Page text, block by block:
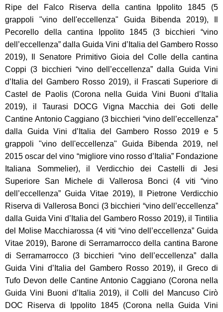
Ripe del Falco Riserva della cantina Ippolito 1845 (5
grappoli "vino dell'eccellenza" Guida Bibenda 2019), Il
Pecorello della cantina Ippolito 1845 (3 bicchieri “vino
dell’eccellenza” dalla Guida Vini d’Italia del Gambero Rosso
2019), Il Senatore Primitivo Gioia del Colle della cantina
Coppi (3 bicchieri “vino dell’eccellenza” dalla Guida Vini
d’Italia del Gambero Rosso 2019), il Frascati Superiore di
Castel de Paolis (Corona nella Guida Vini Buoni d’Italia
2019), il Taurasi DOCG Vigna Macchia dei Goti delle
Cantine Antonio Caggiano (3 bicchieri “vino dell’eccellenza”
dalla Guida Vini d’Italia del Gambero Rosso 2019 e 5
grappoli "vino dell'eccellenza" Guida Bibenda 2019, nel
2015 oscar del vino “migliore vino rosso d’Italia” Fondazione
Italiana Sommelier), il Verdicchio dei Castelli di Jesi
Superiore San Michele di Vallerosa Bonci (4 viti “vino
dell’eccellenza” Guida Vitae 2019), Il Pietrone Verdicchio
Riserva di Vallerosa Bonci (3 bicchieri “vino dell’eccellenza”
dalla Guida Vini d’Italia del Gambero Rosso 2019), il Tintilia
del Molise Macchiarossa (4 viti “vino dell’eccellenza” Guida
Vitae 2019), Barone di Serramarrocco della cantina Barone
di Serramarrocco (3 bicchieri “vino dell’eccellenza” dalla
Guida Vini d’Italia del Gambero Rosso 2019), il Greco di
Tufo Devon delle Cantine Antonio Caggiano (Corona nella
Guida Vini Buoni d’Italia 2019), il Colli del Mancuso Cirò
DOC Riserva di Ippolito 1845 (Corona nella Guida Vini